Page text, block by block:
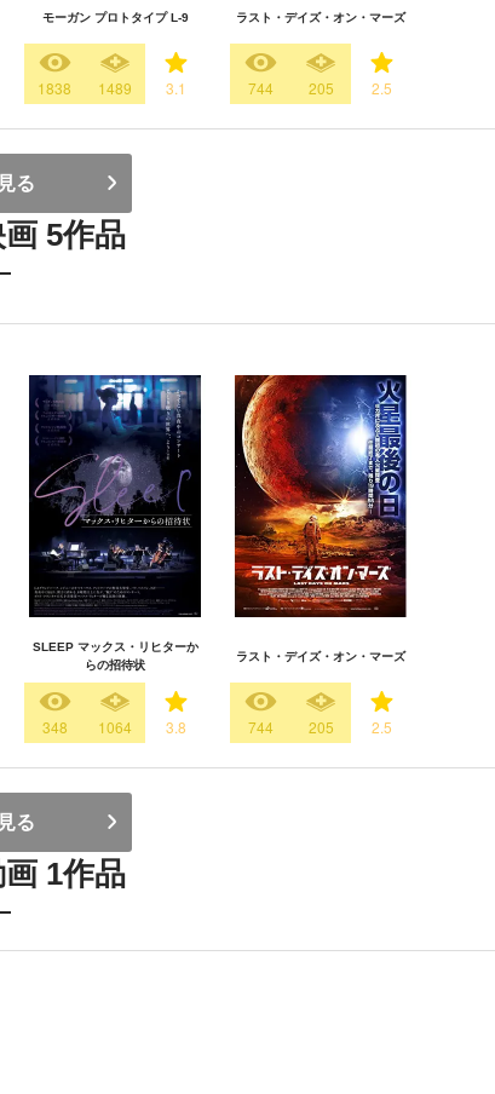
モーガン プロトタイプ L-9
1838 1489 3.1
ラスト・デイズ・オン・マーズ
744 205 2.5
る
5作品
SLEEP マックス・リヒターか
らの招待状
348 1064 3.8
ラスト・デイズ・オン・マーズ
744 205 2.5
る
1作品